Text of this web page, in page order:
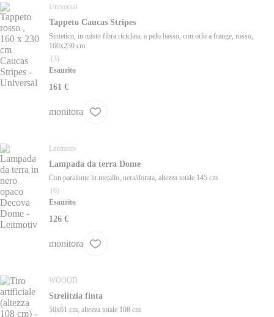
Universal
Tappeto Caucas Stripes
Sintetico, in misto fibra riciclata, a pelo basso, con orlo a frange, rosso,
160x230 cm
(3)
Esaurito
161 €
monitora
Leitmotiv
Lampada da terra Dome
Con paralume in metallo, nera/dorata, altezza totale 145 cm
(6)
Esaurito
126 €
monitora
WOOOD
Strelitzia finta
50x61 cm, altezza totale 108 cm